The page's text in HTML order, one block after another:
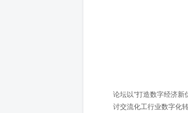
论坛以“打造数字经济
讨交流化工行业数字化